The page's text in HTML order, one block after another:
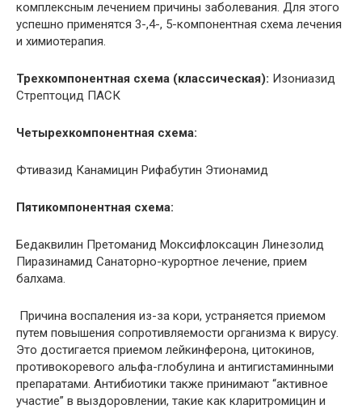
комплексным лечением причины заболевания. Для этого
успешно применятся 3-,4-, 5-компонентная схема лечения
и химиотерапия.
Трехкомпонентная схема (классическая): Изониазид
Стрептоцид ПАСК
Четырехкомпонентная схема:
Фтивазид Канамицин Рифабутин Этионамид
Пятикомпонентная схема:
Бедаквилин Претоманид Моксифлоксацин Линезолид
Пиразинамид Санаторно-курортное лечение, прием
балхама.
Причина воспаления из-за кори, устраняется приемом
путем повышения сопротивляемости организма к вирусу.
Это достигается приемом лейкинферона, цитокинов,
противокоревого альфа-глобулина и антигистаминными
препаратами. Антибиотики также принимают “активное
участие” в выздоровлении, такие как кларитромицин и